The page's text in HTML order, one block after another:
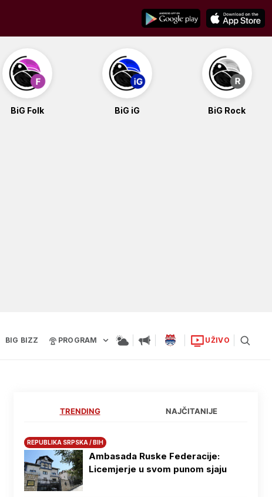
BiG Folk BiG iG BiG Rock
BIG BIZZ PROGRAM UŽIVO
TRENDING NAJČITANIJE
REPUBLIKA SRPSKA / BIH
Ambasada Ruske Federacije:
Licemjerje u svom punom sjaju